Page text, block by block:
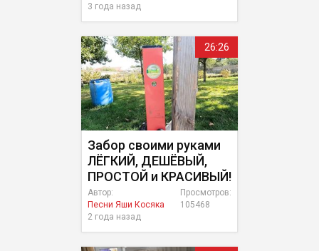
3 года назад
26:26
Забор своими руками
ЛЁГКИЙ, ДЕШЁВЫЙ,
ПРОСТОЙ и КРАСИВЫЙ!
Просмотров:
105468
Автор:
Песни Яши Косяка
2 года назад